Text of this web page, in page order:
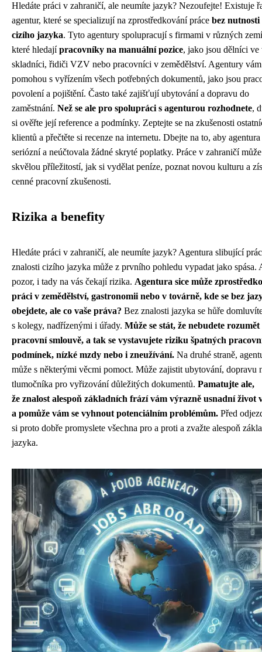
Hledáte práci v zahraničí, ale neumíte jazyk? Nezoufejte! Existuje
agentur, které se specializují na zprostředkování práce bez nutnosti
cizího jazyka. Tyto agentury spolupracují s firmami v různých
které hledajípracovníky na manuální pozice, jako jsou dělníci ve
skladníci, řidiči VZV nebo pracovníci v zemědělství. Agentury vám
pomohou s vyřízením všech potřebných dokumentů, jako jsou
povolení a pojištění. Často také zajišťují ubytování a dopravu do
zaměstnání. Než se ale pro spolupráci s agenturou rozhodnete,
si ověřte její reference a podmínky. Zeptejte se na zkušenosti
klientů a přečtěte si recenze na internetu. Dbejte na to, aby
seriózní a neúčtovala žádné skryté poplatky. Práce v zahraničí
skvělou příležitostí, jak si vydělat peníze, poznat novou kulturu a
cenné pracovní zkušenosti.
Rizika a benefity
Hledáte práci v zahraničí, ale neumíte jazyk? Agentura slibující
znalosti cizího jazyka může z prvního pohledu vypadat jako spása.
pozor, i tady na vás čekají rizika. Agentura sice může
práci v zemědělství, gastronomii nebo v továrně, kde se bez
obejdete, ale co vaše práva? Bez znalosti jazyka se hůře
s kolegy, nadřízenými i úřady. Může se stát, že nebudete rozumět
pracovní smlouvě, a tak se vystavujete riziku špatných
podmínek, nízké mzdy nebo i zneužívání. Na druhé straně,
může s některými věcmi pomoct. Může zajistit ubytování, dopravu
tlumočníka pro vyřizování důležitých dokumentů. Pamatujte ale,
že znalost alespoň základních frází vám výrazně usnadní život
a pomůže vám se vyhnout potenciálním problémům. Před
si proto dobře promyslete všechna pro a proti a zvažte alespoň
jazyka.